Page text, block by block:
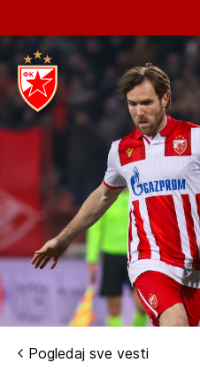
Pogledaj sve vesti